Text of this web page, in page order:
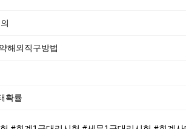
해외직구방법
확률